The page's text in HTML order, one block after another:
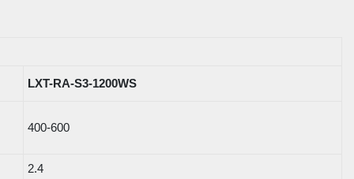
LXT-RA-S3-1200WS
400-600
2.4